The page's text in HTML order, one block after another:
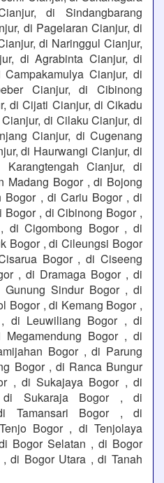
di Sindangbarang
di Pagelaran Cianjur, di
di Naringgul Cianjur,
di Agrabinta Cianjur, di
Cianjur, di
Cianjur, di Cibinong
di Cijati Cianjur, di Cikadu
di Cilaku Cianjur, di
Cianjur, di Cugenang
di Haurwangi Cianjur, di
Cianjur, di
Madang Bogor , di Bojong
Bogor , di Cariu Bogor , di
, di Cibinong Bogor ,
di Cigombong Bogor , di
Bogor , di Cileungsi Bogor
Bogor , di Ciseeng
, di Dramaga Bogor , di
Sindur Bogor , di
Bogor , di Kemang Bogor ,
di Leuwiliang Bogor , di
Bogor , di
Bogor , di Parung
Bogor , di Ranca Bungur
, di Sukajaya Bogor , di
di Sukaraja Bogor , di
Tamansari Bogor , di
Bogor , di Tenjolaya
Bogor Selatan , di Bogor
di Bogor Utara , di Tanah